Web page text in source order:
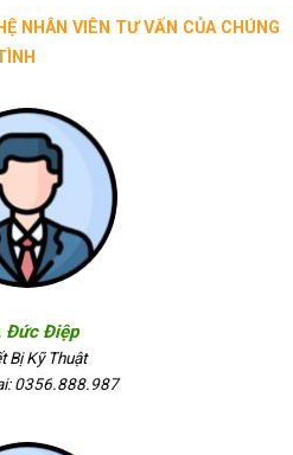
TƯ VẤN CỦA CHÚNG
Đức Điệp
Bị Kỹ Thuật
0356.888.987